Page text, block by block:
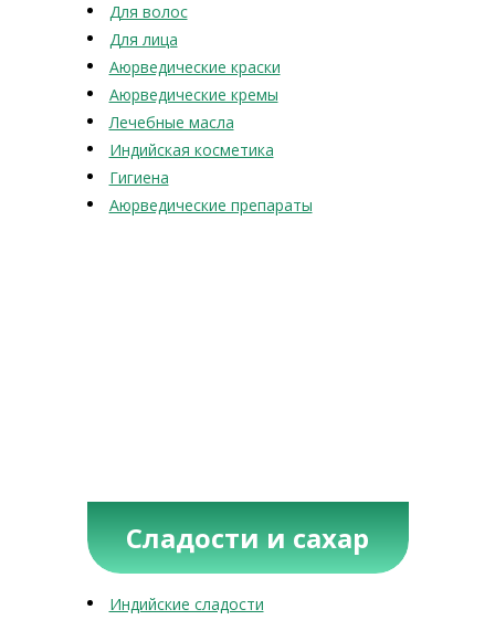
Для волос
Для лица
Аюрведические краски
Аюрведические кремы
Лечебные масла
Индийская косметика
Гигиена
Аюрведические препараты
Сладости и сахар
Индийские сладости